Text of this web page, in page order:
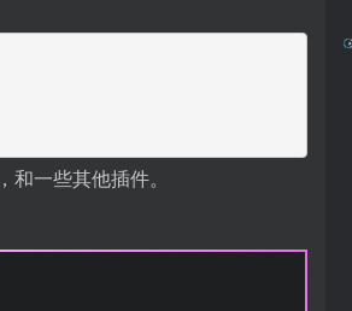
和一些其他插件。